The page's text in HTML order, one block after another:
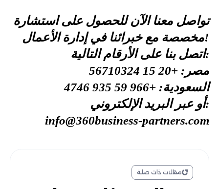
مخصصة مع خبرائنا في إدارة الأعمال!
اتصل بنا على الأرقام التالية:
مصر: +20 15 56710324
السعودية: +966 59 935 4746
أو عبر البريد الإلكتروني:
info@360business-partners.com
مقالات ذات صلة